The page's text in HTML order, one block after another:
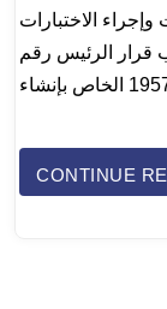
الاختبارات
قرار الرئيس رقم
CONTINUE